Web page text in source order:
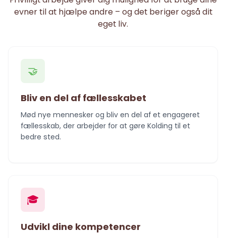
evner til at hjælpe andre – og det beriger også dit
eget liv.
🤝
Bliv en del af fællesskabet
Mød nye mennesker og bliv en del af et engageret
fællesskab, der arbejder for at gøre Kolding til et
bedre sted.
🎓
Udvikl dine kompetencer